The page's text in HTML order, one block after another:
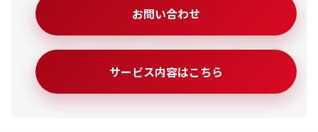
お問い合わせ
サービス内容はこちら